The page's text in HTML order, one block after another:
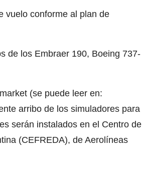
vuelo conforme al plan de
de los Embraer 190, Boeing 737-
(se puede leer en:
arribo de los simuladores para
serán instalados en el Centro de
(CEFREDA), de Aerolíneas